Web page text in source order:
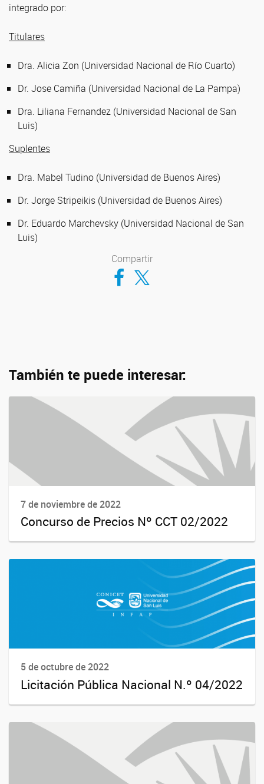
integrado por:
Titulares
Dra. Alicia Zon (Universidad Nacional de Río Cuarto)
Dr. Jose Camiña (Universidad Nacional de La Pampa)
Dra. Liliana Fernandez (Universidad Nacional de San
Luis)
Suplentes
Dra. Mabel Tudino (Universidad de Buenos Aires)
Dr. Jorge Stripeikis (Universidad de Buenos Aires)
Dr. Eduardo Marchevsky (Universidad Nacional de San
Luis)
Compartir
Compartir en Facebook
Compartir en Twitter
También te puede interesar:
7 de noviembre de 2022
Concurso de Precios Nº CCT 02/2022
5 de octubre de 2022
Licitación Pública Nacional N.º 04/2022